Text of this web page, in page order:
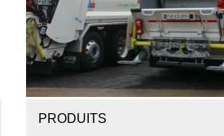
PRODUITS